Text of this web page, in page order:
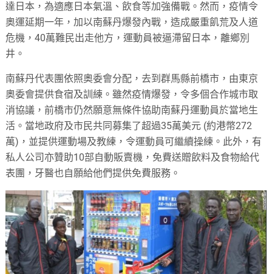
達日本，為適應日本氣溫、飲食等加強備戰。然而，疫情令
奧運延期一年，加以南蘇丹爆發內戰，造成嚴重飢荒及人道
危機，40萬難民出走他方，運動員被逼滯留日本，離鄉別
井。
南蘇丹代表團依照奧委會分配，去到群馬縣前橋市，由東京
奧委會提供食宿及訓練。雖然疫情爆發，令多個合作城市取
消協議，前橋市仍然願意無條件協助南蘇丹運動員於當地生
活。當地政府及市民共同募集了超過35萬美元 (約港幣272
萬)，並提供運動場及教練，令運動員可繼續操練。此外，有
私人公司亦贊助10部自動販賣機，免費送贈飲料及食物給代
表團，牙醫也自願給他們提供免費服務。